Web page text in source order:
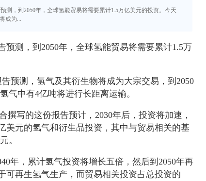
测，到2050年，全球氢能贸易将需要累计1.5万亿美元的投资。今天
成为...
预测，到2050年，全球氢能贸易将需要累计1.5万
预测，氢气及其衍生物将成为大宗交易，到2050
气中有4亿吨将进行长距离运输。
撰写的这份报告预计，2030年后，投资将加速，
美元的氢气和衍生品投资，其中与贸易相关的基
。
年，累计氢气投资将增长五倍，然后到2050年再
可再生氢气生产，而贸易相关投资占总投资的